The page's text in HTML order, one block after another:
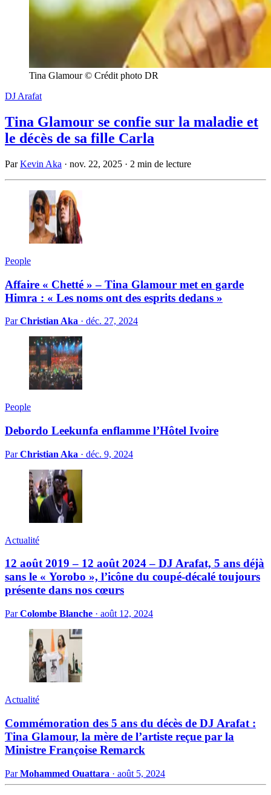
Tina Glamour © Crédit photo DR
DJ Arafat
Tina Glamour se confie sur la maladie et
le décès de sa fille Carla
ParKevin Aka · nov. 22, 2025 · 2 min de lecture
People
Affaire « Chetté » – Tina Glamour met en garde
Himra : « Les noms ont des esprits dedans »
ParChristian Aka · déc. 27, 2024
People
Debordo Leekunfa enflamme l’Hôtel Ivoire
ParChristian Aka · déc. 9, 2024
Actualité
12 août 2019 – 12 août 2024 – DJ Arafat, 5 ans déjà
sans le « Yorobo », l’icône du coupé-décalé toujours
présente dans nos cœurs
ParColombe Blanche · août 12, 2024
Actualité
Commémoration des 5 ans du décès de DJ Arafat :
Tina Glamour, la mère de l’artiste reçue par la
Ministre Françoise Remarck
ParMohammed Ouattara · août 5, 2024